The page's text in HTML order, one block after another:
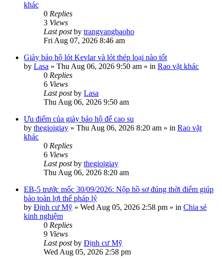
khác
0 Replies
3 Views
Last postby trangvangbaoho
Fri Aug 07, 2026 8:46 am
Giày bảo hộ lót Kevlar và lót thép loại nào tốt
by Lasa » Thu Aug 06, 2026 9:50 am » in Rao vặt khác
0 Replies
6 Views
Last postby Lasa
Thu Aug 06, 2026 9:50 am
Ưu điểm của giày bảo hộ đế cao su
by thegioigiay » Thu Aug 06, 2026 8:20 am » in Rao vặt
khác
0 Replies
6 Views
Last postby thegioigiay
Thu Aug 06, 2026 8:20 am
EB-5 trước mốc 30/09/2026: Nộp hồ sơ đúng thời điểm giúp
bảo toàn lợi thế pháp lý
by Định cư Mỹ » Wed Aug 05, 2026 2:58 pm » in Chia sẻ
kinh nghiệm
0 Replies
9 Views
Last postby Định cư Mỹ
Wed Aug 05, 2026 2:58 pm